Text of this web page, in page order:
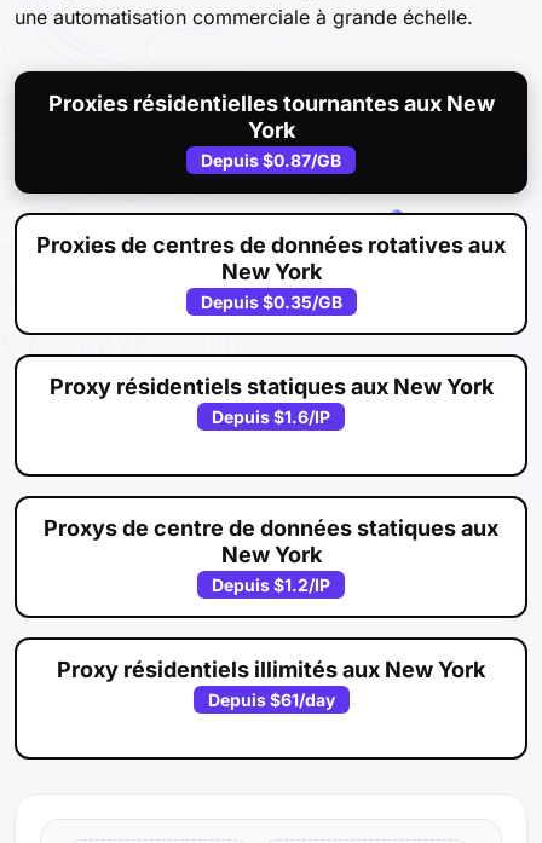
une automatisation commerciale à grande échelle.
Proxies résidentielles tournantes aux New
York
Depuis$0.87/GB
Proxies de centres de données rotatives aux
New York
Depuis$0.35/GB
Proxy résidentiels statiques aux New York
Depuis$1.6/IP
Proxys de centre de données statiques aux
New York
Depuis$1.2/IP
Proxy résidentiels illimités aux New York
Depuis$61/day